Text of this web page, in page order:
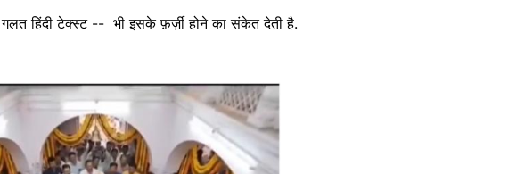
हिंदी टेक्स्ट -- भी इसके फ़र्ज़ी होने का संकेत देती है.